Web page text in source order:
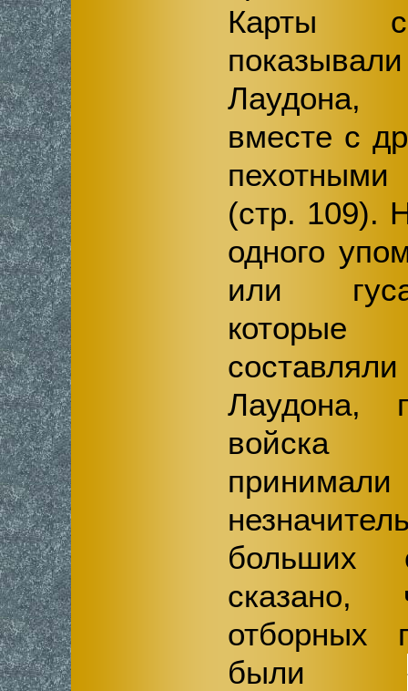
Карты
Лаудона,
вместе с
(стр. 109).
одного
или
которые
Лаудона,
войска
больших
сказано,
отборных
были